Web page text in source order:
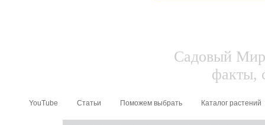
Садовый
факты,
YouTube Статьи Поможем выбрать Каталог растений